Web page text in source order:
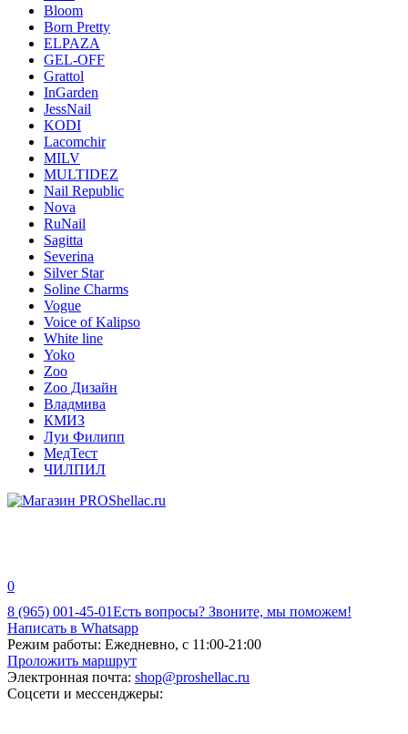
Bloom
Born Pretty
ELPAZA
GEL-OFF
Grattol
InGarden
JessNail
KODI
Lacomchir
MILV
MULTIDEZ
Nail Republic
Nova
RuNail
Sagitta
Severina
Silver Star
Soline Charms
Vogue
Voice of Kalipso
White line
Yoko
Zoo
Zoo Дизайн
Владмива
КМИЗ
Луи Филипп
МедТест
ЧИЛПИЛ
0
8 (965) 001-45-01Есть вопросы? Звоните, мы поможем!
Написать в Whatsapp
Режим работы: Ежедневно, с 11:00-21:00
Проложить маршрут
Электронная почта: shop@proshellac.ru
Соцсети и мессенджеры: